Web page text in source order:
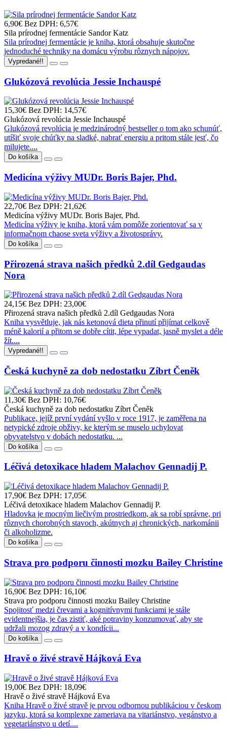
6,90€ Bez DPH: 6,57€
Sila prírodnej fermentácie Sandor Katz
Sila prírodnej fermentácie je kniha, ktorá obsahuje skutočne
jednoduché techniky na domácu výrobu rôznych nápojov.
Vypredané!!
Glukózová revolúcia Jessie Inchauspé
15,30€ Bez DPH: 14,57€
Glukózová revolúcia Jessie Inchauspé
Glukózová revolúcia je medzinárodný bestseller o tom ako schunúť,
utíšiť svoje chúťky na sladké, nabrať energiu a pritom stále jesť, čo
milujete....
Do košíka
Medicína výživy MUDr. Boris Bajer, Phd.
22,70€ Bez DPH: 21,62€
Medicína výživy MUDr. Boris Bajer, Phd.
Medicína výživy je kniha, ktorá vám pomôže zorientovať sa v
informačnom chaose sveta výživy a životosprávy.
Do košíka
Přirozená strava našich předků 2.díl Gedgaudas
Nora
24,15€ Bez DPH: 23,00€
Přirozená strava našich předků 2.díl Gedgaudas Nora
Kniha vysvětluje, jak nás ketonová dieta přinutí přijímat celkově
méně kalorií a přitom se dobře cítit, lépe vypadat, jasně myslet a déle
žít....
Vypredané!!
Česká kuchyně za dob nedostatku Zíbrt Čeněk
11,30€ Bez DPH: 10,76€
Česká kuchyně za dob nedostatku Zíbrt Čeněk
Publikace, jejíž první vydání vyšlo v roce 1917, je zaměřena na
netypické zdroje obživy, ke kterým se muselo uchylovat
obyvatelstvo v dobách nedostatku. ...
Do košíka
Léčivá detoxikace hladem Malachov Gennadij P.
17,90€ Bez DPH: 17,05€
Léčivá detoxikace hladem Malachov Gennadij P.
Hladovka je mocným liečivým prostriedkom, ak sa robí správne, pri
rôznych chorobných stavoch, akútnych aj chronických, narkománii
či alkoholizme.
Do košíka
Strava pro podporu činnosti mozku Bailey Christine
16,90€ Bez DPH: 16,10€
Strava pro podporu činnosti mozku Bailey Christine
Spojitosť medzi črevami a kognitívnymi funkciami je stále
evidentnejšia, je čas zistiť, aké potraviny konzumovať, aby ste
udržali mozog zdravý a v kondícii...
Do košíka
Hravě o živé stravě Hájková Eva
19,00€ Bez DPH: 18,09€
Hravě o živé stravě Hájková Eva
Kniha Hravě o živé stravě je prvou odbornou publikáciou v českom
jazyku, ktorá sa komplexne zameriava na vitariánstvo, vegánstvo a
vegetariánstvo u detí....